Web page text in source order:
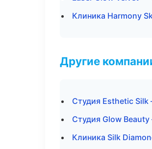
Клиника Harmony
Другие
Студия Esthetic
Студия Glow
Клиника Silk